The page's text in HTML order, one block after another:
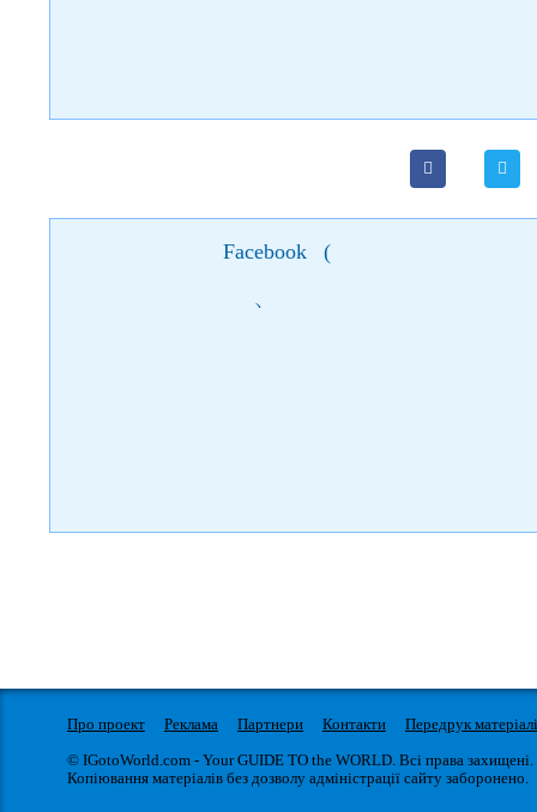
Facebook (
)
Про проект Реклама Партнери Контакти
Передрук
© IGotoWorld.com - Your GUIDE TO the WORLD. Всі права захищені.
Копіювання матеріалів без дозволу адміністрації сайту заборонено.